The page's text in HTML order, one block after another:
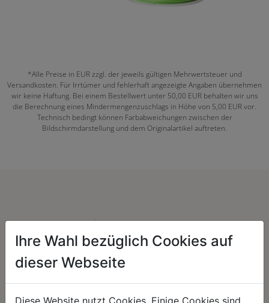
*Alle Preise in EUR zzgl. der jeweils gültigen Mehrwertsteuer und
Versandkosten. Für Irrtümer und fehlerhaft angezeigte Angaben übernehmen
wir keine Haftung. Bei einem Bestellwert unter 50,00 EUR behalten wir uns
die Berechnung eines Mindermengenzuschlags in Höhe von 5,00 EUR vor.
Technisch bedingt können Farbabweichungen zwischen der
Bildschirmdarstellung und dem Originalartikel auftreten.
Herzenssache:
Ihre Wahl bezüglich Cookies auf
dieser Webseite
Diese Website nutzt Cookies. Einige Cookies sind